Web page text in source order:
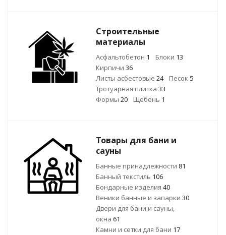
Строительные
материалы
Асфальтобетон 1 Блоки 13
Кирпичи 36
Листы асбестовые 24 Песок 5
Тротуарная плитка 33
Формы 20 Щебень 1
Товары для бани и
сауны
Банные принадлежности 81
Банный текстиль 106
Бондарные изделия 40
Веники банные и запарки 30
Двери для бани и сауны,
окна 61
Камни и сетки для бани 17